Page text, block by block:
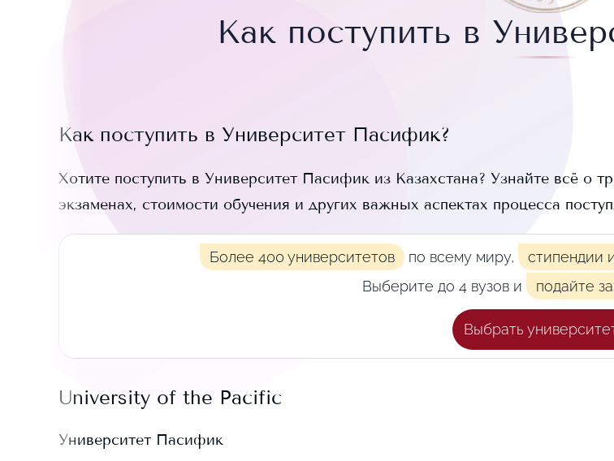
Как поступить в
Как поступить в Университет Пасифик?
Хотите поступить в Университет Пасифик из Казахстана? Узнайте всё о
экзаменах, стоимости обучения и других важных аспектах процесса
Более 400 университетов по всему миру, стипендии
Выберите до 4 вузов и
подайте
Выбрать
University of the Pacific
Университет Пасифик